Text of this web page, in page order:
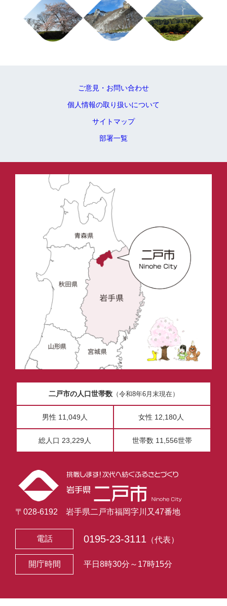
ご意見・お問い合わせ
個人情報の取り扱いについて
サイトマップ
部署一覧
二戸市の人口世帯数（令和8年6月末現在）
男性 11,049人 女性 12,180人
総人口 23,229人 世帯数 11,556世帯
〒028-6192 岩手県二戸市福岡字川又47番地
電話 0195-23-3111 （代表）
開庁時間 平日8時30分～17時15分